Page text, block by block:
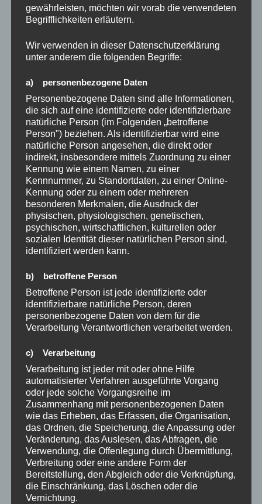
„Kündigung – die Chance zur Freiheit“ ein. Dort
tauschen wir uns darüber aus, wie man wieder lieben
Stillstand entkommen kann. Es ist Zeit, der Stille eine
Stimme zu geben und das Leben zurückzugewinnen.
Sei dabei und finde deinen Weg aus der Stille.
Klicke hier und sei teil der kostenlosen Community:
https://bit.ly/kündigung-diechance
#WorkLifeBalance #SinnvollArbeiten #InnererFrieden
#DienstNachVorschrift #Motivation
#Selbstverwirklichung #Stressbewältigung
#Lebensqualität #BerufungFinden #NeueWegeGehen
#kündigung #kündigungalschance
#alsnetzwerkerzumwohlstand
#kündigungdiechancezurfreiheit
VERÖFFENTLICHT
AM
29/03/2023
Alice im Wunderland – Selbstliebe
gewährleisten, möchten wir vorab die verwendeten
Begrifflichkeiten erläutern.
Wir verwenden in dieser Datenschutzerklärung
unter anderem die folgenden Begriffe:
a) personenbezogene Daten
Personenbezogene Daten sind alle Informationen,
die sich auf eine identifizierte oder identifizierbare
natürliche Person (im Folgenden „betroffene
Person") beziehen. Als identifizierbar wird eine
natürliche Person angesehen, die direkt oder
indirekt, insbesondere mittels Zuordnung zu einer
Kennung wie einem Namen, zu einer
Kennnummer, zu Standortdaten, zu einer Online-
Kennung oder zu einem oder mehreren
besonderen Merkmalen, die Ausdruck der
physischen, physiologischen, genetischen,
psychischen, wirtschaftlichen, kulturellen oder
sozialen Identität dieser natürlichen Person sind,
identifiziert werden kann.
b) betroffene Person
Betroffene Person ist jede identifizierte oder
identifizierbare natürliche Person, deren
personenbezogene Daten von dem für die
Verarbeitung Verantwortlichen verarbeitet werden.
c) Verarbeitung
Verarbeitung ist jeder mit oder ohne Hilfe
automatisierter Verfahren ausgeführte Vorgang
oder jede solche Vorgangsreihe im
Zusammenhang mit personenbezogenen Daten
wie das Erheben, das Erfassen, die Organisation,
das Ordnen, die Speicherung, die Anpassung oder
Veränderung, das Auslesen, das Abfragen, die
Verwendung, die Offenlegung durch Übermittlung,
Verbreitung oder eine andere Form der
Bereitstellung, den Abgleich oder die Verknüpfung,
die Einschränkung, das Löschen oder die
Vernichtung.